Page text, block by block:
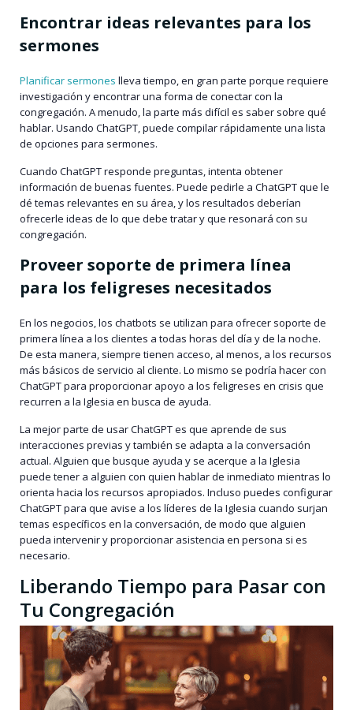
Encontrar ideas relevantes para los
sermones
Planificar sermones lleva tiempo, en gran parte porque requiere
investigación y encontrar una forma de conectar con la
congregación. A menudo, la parte más difícil es saber sobre qué
hablar. Usando ChatGPT, puede compilar rápidamente una lista
de opciones para sermones.
Cuando ChatGPT responde preguntas, intenta obtener
información de buenas fuentes. Puede pedirle a ChatGPT que le
dé temas relevantes en su área, y los resultados deberían
ofrecerle ideas de lo que debe tratar y que resonará con su
congregación.
Proveer soporte de primera línea
para los feligreses necesitados
En los negocios, los chatbots se utilizan para ofrecer soporte de
primera línea a los clientes a todas horas del día y de la noche.
De esta manera, siempre tienen acceso, al menos, a los recursos
más básicos de servicio al cliente. Lo mismo se podría hacer con
ChatGPT para proporcionar apoyo a los feligreses en crisis que
recurren a la Iglesia en busca de ayuda.
La mejor parte de usar ChatGPT es que aprende de sus
interacciones previas y también se adapta a la conversación
actual. Alguien que busque ayuda y se acerque a la Iglesia
puede tener a alguien con quien hablar de inmediato mientras lo
orienta hacia los recursos apropiados. Incluso puedes configurar
ChatGPT para que avise a los líderes de la Iglesia cuando surjan
temas específicos en la conversación, de modo que alguien
pueda intervenir y proporcionar asistencia en persona si es
necesario.
Liberando Tiempo para Pasar con
Tu Congregación